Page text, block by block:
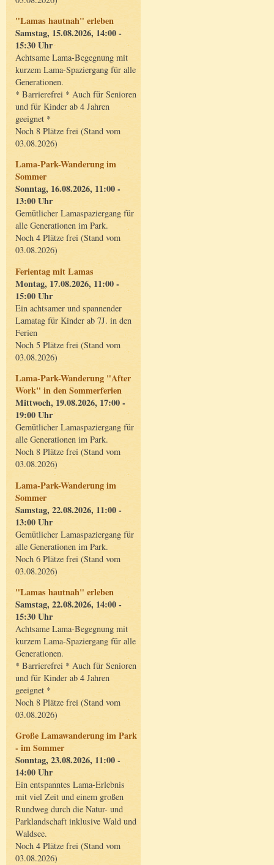
"Lamas hautnah" erleben
Samstag, 15.08.2026, 14:00 -
15:30 Uhr
Achtsame Lama-Begegnung mit
kurzem Lama-Spaziergang für alle
Generationen.
* Barrierefrei * Auch für Senioren
und für Kinder ab 4 Jahren
geeignet *
Noch 8 Plätze frei (Stand vom
03.08.2026)
Lama-Park-Wanderung im
Sommer
Sonntag, 16.08.2026, 11:00 -
13:00 Uhr
Gemütlicher Lamaspaziergang für
alle Generationen im Park.
Noch 4 Plätze frei (Stand vom
03.08.2026)
Ferientag mit Lamas
Montag, 17.08.2026, 11:00 -
15:00 Uhr
Ein achtsamer und spannender
Lamatag für Kinder ab 7J. in den
Ferien
Noch 5 Plätze frei (Stand vom
03.08.2026)
Lama-Park-Wanderung "After
Work" in den Sommerferien
Mittwoch, 19.08.2026, 17:00 -
19:00 Uhr
Gemütlicher Lamaspaziergang für
alle Generationen im Park.
Noch 8 Plätze frei (Stand vom
03.08.2026)
Lama-Park-Wanderung im
Sommer
Samstag, 22.08.2026, 11:00 -
13:00 Uhr
Gemütlicher Lamaspaziergang für
alle Generationen im Park.
Noch 6 Plätze frei (Stand vom
03.08.2026)
"Lamas hautnah" erleben
Samstag, 22.08.2026, 14:00 -
15:30 Uhr
Achtsame Lama-Begegnung mit
kurzem Lama-Spaziergang für alle
Generationen.
* Barrierefrei * Auch für Senioren
und für Kinder ab 4 Jahren
geeignet *
Noch 8 Plätze frei (Stand vom
03.08.2026)
Große Lamawanderung im Park
- im Sommer
Sonntag, 23.08.2026, 11:00 -
14:00 Uhr
Ein entspanntes Lama-Erlebnis
mit viel Zeit und einem großen
Rundweg durch die Natur- und
Parklandschaft inklusive Wald und
Waldsee.
Noch 4 Plätze frei (Stand vom
03.08.2026)